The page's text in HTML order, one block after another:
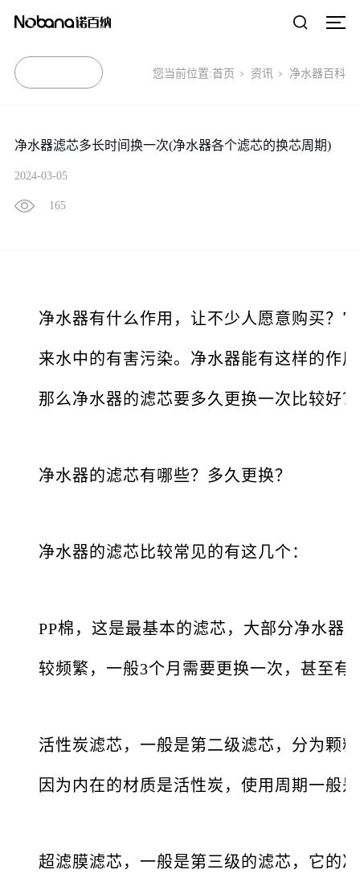
您当前位置:首页 资讯 净水器百科
净水器滤芯多长时间换一次(净水器各个滤芯的换芯周期)
2024-03-05
165
净水器有什么作用，让不少人愿意购买？
来水中的有害污染。净水器能有这样的作
那么净水器的滤芯要多久更换一次比较好
净水器的滤芯有哪些？多久更换？
净水器的滤芯比较常见的有这几个：
PP棉，这是最基本的滤芯，大部分净水器
较频繁，一般3个月需要更换一次，甚至有
活性炭滤芯，一般是第二级滤芯，分为颗
因为内在的材质是活性炭，使用周期一般
超滤膜滤芯，一般是第三级的滤芯，它的